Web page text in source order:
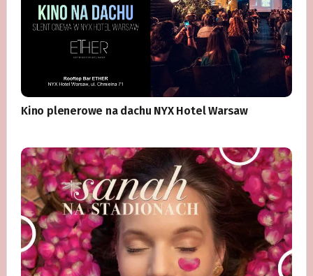
Kino plenerowe na dachu NYX Hotel Warsaw